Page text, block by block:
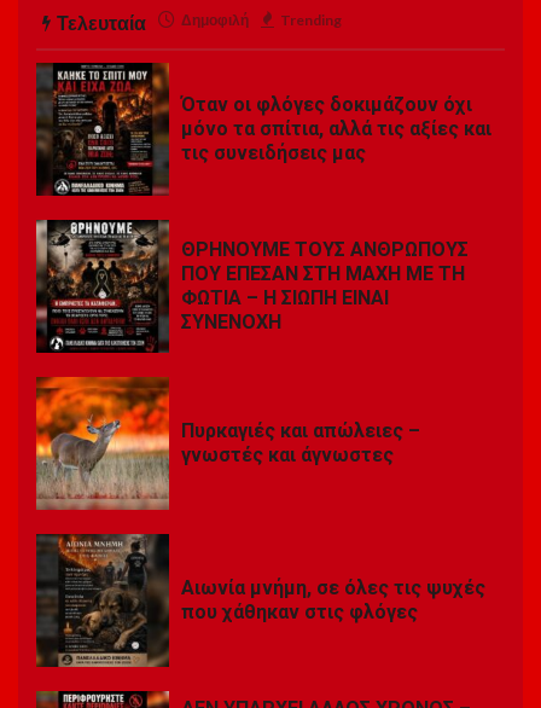
Τελευταία Δημοφιλή Trending
Όταν οι φλόγες δοκιμάζουν όχι
μόνο τα σπίτια, αλλά τις αξίες και
τις συνειδήσεις μας
ΘΡΗΝΟΥΜΕ ΤΟΥΣ ΑΝΘΡΩΠΟΥΣ
ΠΟΥ ΕΠΕΣΑΝ ΣΤΗ ΜΑΧΗ ΜΕ ΤΗ
ΦΩΤΙΑ – Η ΣΙΩΠΗ ΕΙΝΑΙ
ΣΥΝΕΝΟΧΗ
Πυρκαγιές και απώλειες –
γνωστές και άγνωστες
Αιωνία μνήμη, σε όλες τις ψυχές
που χάθηκαν στις φλόγες